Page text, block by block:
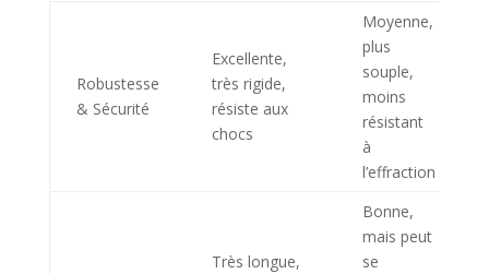
Robustesse
& Sécurité
Excellente,
très rigide,
résiste aux
chocs
Moyenne,
plus
souple,
moins
résistant
à
l’effraction
Très longue,
Bonne,
mais peut
se